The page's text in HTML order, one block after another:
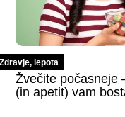
Zdravje, lepota
Žvečite počasneje
(in apetit) vam